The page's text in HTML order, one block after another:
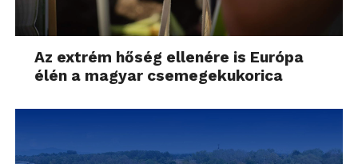
Az extrém hőség ellenére is Európa
élén a magyar csemegekukorica